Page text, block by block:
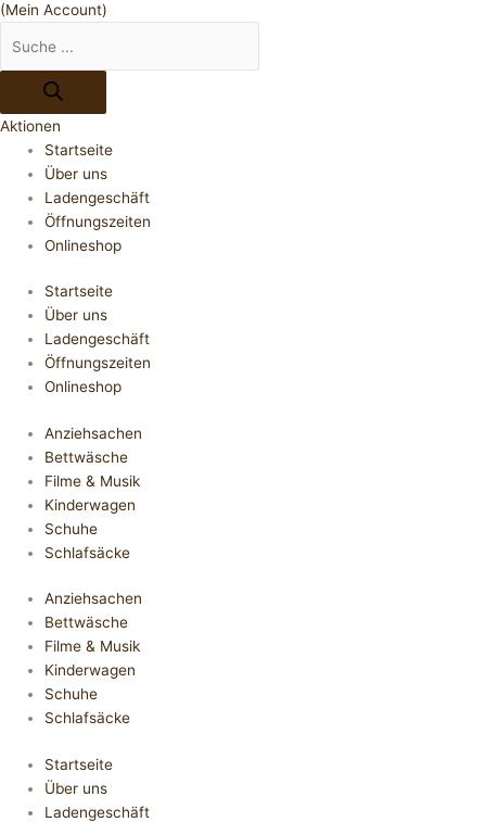
(Mein Account)
Aktionen
Startseite
Über uns
Ladengeschäft
Öffnungszeiten
Onlineshop
Startseite
Über uns
Ladengeschäft
Öffnungszeiten
Onlineshop
Anziehsachen
Bettwäsche
Filme & Musik
Kinderwagen
Schuhe
Schlafsäcke
Anziehsachen
Bettwäsche
Filme & Musik
Kinderwagen
Schuhe
Schlafsäcke
Startseite
Über uns
Ladengeschäft